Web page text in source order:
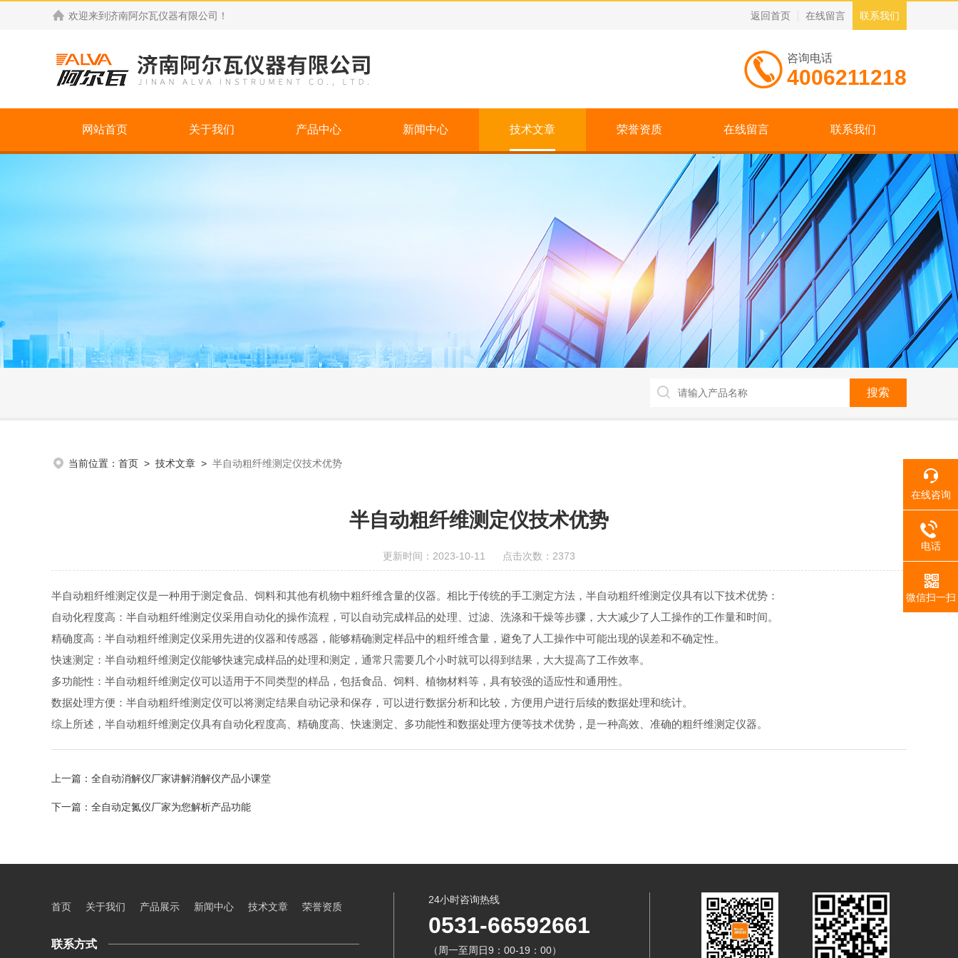
欢迎来到 济南阿尔瓦仪器有限公司 ！ 返回首页 在线留言 联系我们
咨询电话
4006211218
网站首页 关于我们 产品中心 新闻中心 技术文章 荣誉资质 在线留言 联系我们
当前位置： 首页 > 技术文章 > 半自动粗纤维测定仪技术优势
半自动粗纤维测定仪技术优势
更新时间：2023-10-11 点击次数：2373
半自动粗纤维测定仪是一种用于测定食品、饲料和其他有机物中粗纤维含量的仪器。相比于传统的手工测定方法，半自动粗纤维测定仪具有以下技术优势：
自动化程度高：半自动粗纤维测定仪采用自动化的操作流程，可以自动完成样品的处理、过滤、洗涤和干燥等步骤，大大减少了人工操作的工作量和时间。
精确度高：半自动粗纤维测定仪采用先进的仪器和传感器，能够精确测定样品中的粗纤维含量，避免了人工操作中可能出现的误差和不确定性。
快速测定：半自动粗纤维测定仪能够快速完成样品的处理和测定，通常只需要几个小时就可以得到结果，大大提高了工作效率。
多功能性：半自动粗纤维测定仪可以适用于不同类型的样品，包括食品、饲料、植物材料等，具有较强的适应性和通用性。
数据处理方便：半自动粗纤维测定仪可以将测定结果自动记录和保存，可以进行数据分析和比较，方便用户进行后续的数据处理和统计。
综上所述，半自动粗纤维测定仪具有自动化程度高、精确度高、快速测定、多功能性和数据处理方便等技术优势，是一种高效、准确的粗纤维测定仪器。
上一篇： 全自动消解仪厂家讲解消解仪产品小课堂
下一篇： 全自动定氮仪厂家为您解析产品功能
首页 关于我们 产品展示 新闻中心 技术文章 荣誉资质
联系方式
24小时咨询热线
0531-66592661
（周一至周日9：00-19：00）
在线咨询
电话
微信扫一扫